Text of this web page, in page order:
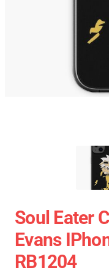
Soul Eater
Evans
RB1204